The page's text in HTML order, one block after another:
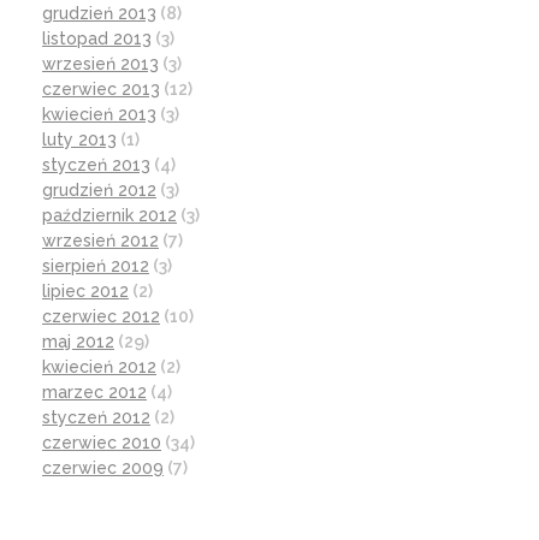
grudzień 2013 (8)
listopad 2013 (3)
wrzesień 2013 (3)
czerwiec 2013 (12)
kwiecień 2013 (3)
luty 2013 (1)
styczeń 2013 (4)
grudzień 2012 (3)
październik 2012 (3)
wrzesień 2012 (7)
sierpień 2012 (3)
lipiec 2012 (2)
czerwiec 2012 (10)
maj 2012 (29)
kwiecień 2012 (2)
marzec 2012 (4)
styczeń 2012 (2)
czerwiec 2010 (34)
czerwiec 2009 (7)